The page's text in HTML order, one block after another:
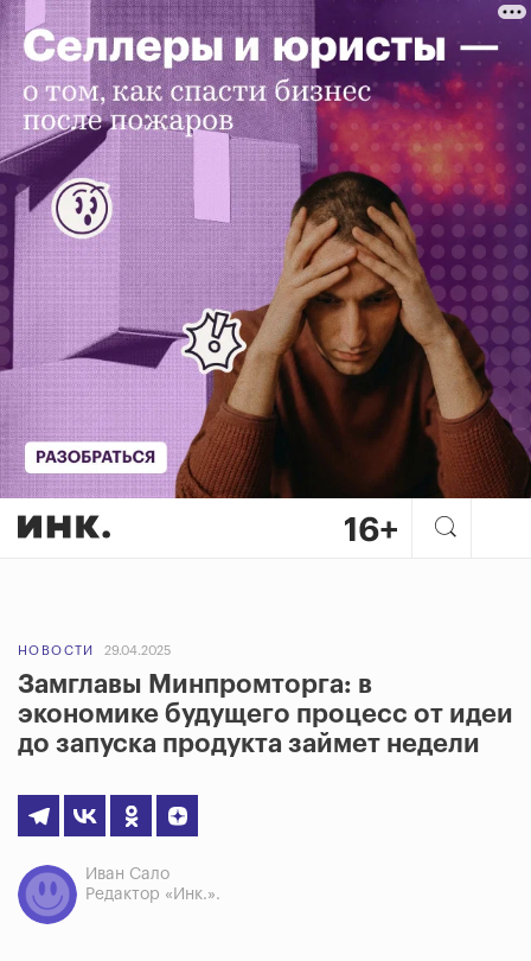
НОВОСТИ 29.04.2025
Замглавы Минпромторга: в
экономике будущего процесс от идеи
до запуска продукта займет недели
Иван Сало
Редактор «Инк.».